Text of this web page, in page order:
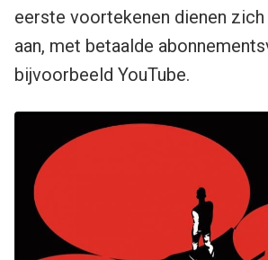
eerste voortekenen dienen zich
aan, met betaalde
bijvoorbeeld YouTube.